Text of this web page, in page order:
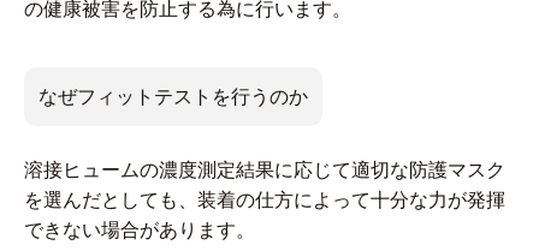
の健康被害を防止する為に行います。
なぜフィットテストを行うのか
溶接ヒュームの濃度測定結果に応じて適切な防護マスク
を選んだとしても、装着の仕方によって十分な力が発揮
できない場合があります。